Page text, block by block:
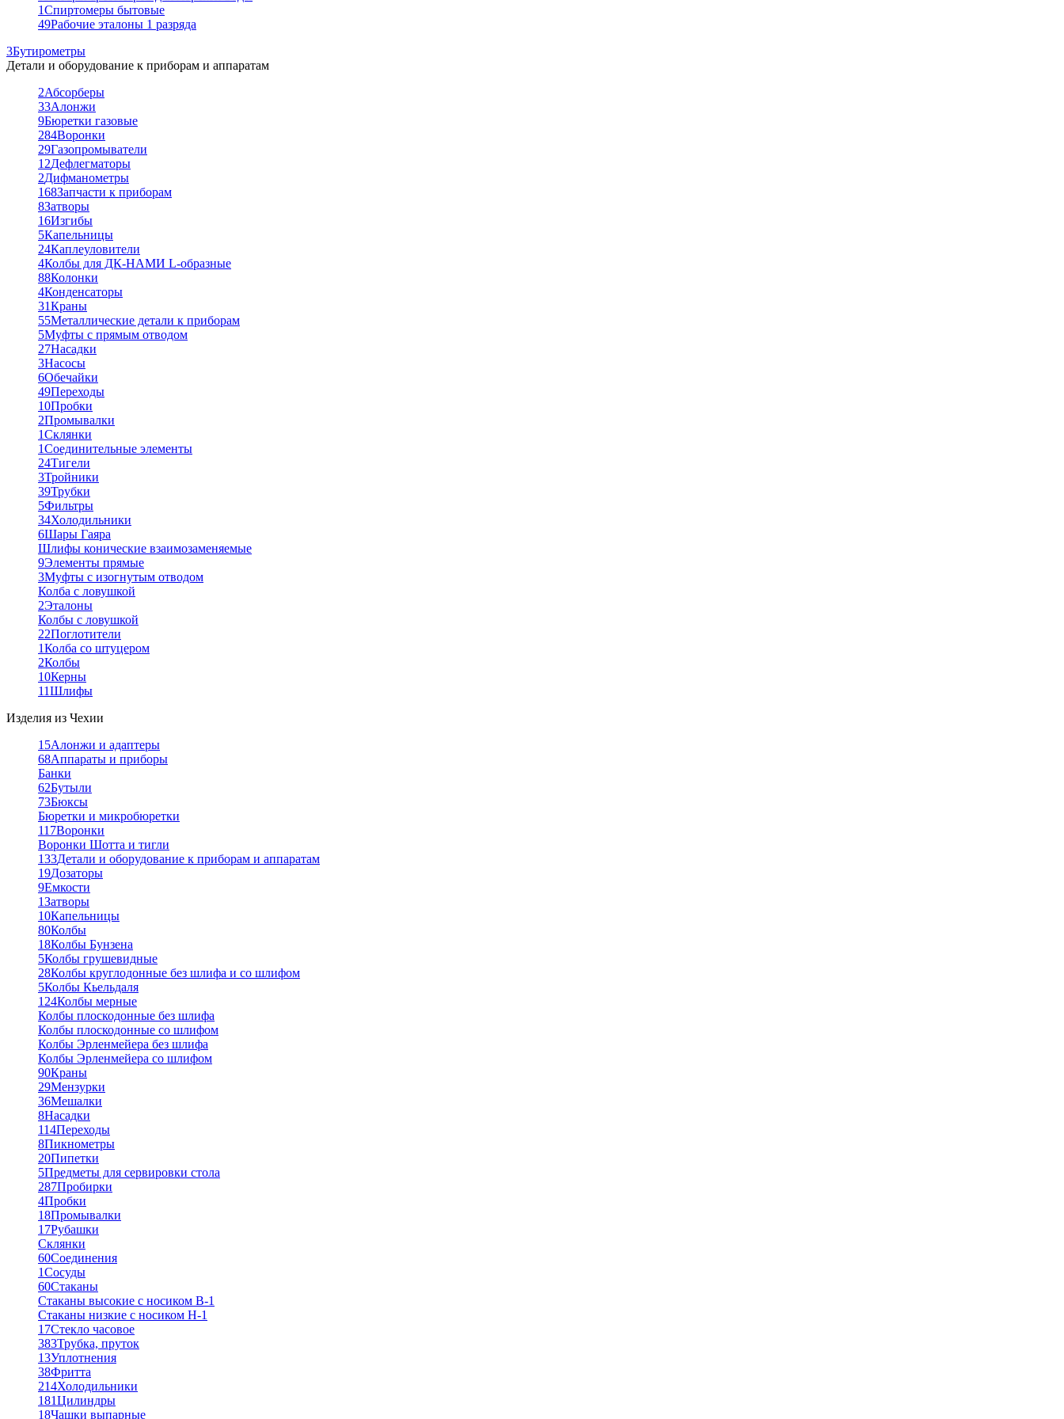
1Спиртомеры бытовые
49Рабочие эталоны 1 разряда
3Бутирометры
Детали и оборудование к приборам и аппаратам
2Абсорберы
33Алонжи
9Бюретки газовые
284Воронки
29Газопромыватели
12Дефлегматоры
2Дифманометры
168Запчасти к приборам
8Затворы
16Изгибы
5Капельницы
24Каплеуловители
4Колбы для ДК-НАМИ L-образные
88Колонки
4Конденсаторы
31Краны
55Металлические детали к приборам
5Муфты с прямым отводом
27Насадки
3Насосы
6Обечайки
49Переходы
10Пробки
2Промывалки
1Склянки
1Соединительные элементы
24Тигели
3Тройники
39Трубки
5Фильтры
34Холодильники
6Шары Гаяра
Шлифы конические взаимозаменяемые
9Элементы прямые
3Муфты с изогнутым отводом
Колба с ловушкой
2Эталоны
Колбы с ловушкой
22Поглотители
1Колба со штуцером
2Колбы
10Керны
11Шлифы
Изделия из Чехии
15Алонжи и адаптеры
68Аппараты и приборы
Банки
62Бутыли
73Бюксы
Бюретки и микробюретки
117Воронки
Воронки Шотта и тигли
133Детали и оборудование к приборам и аппаратам
19Дозаторы
9Емкости
1Затворы
10Капельницы
80Колбы
18Колбы Бунзена
5Колбы грушевидные
28Колбы круглодонные без шлифа и со шлифом
5Колбы Кьельдаля
124Колбы мерные
Колбы плоскодонные без шлифа
Колбы плоскодонные со шлифом
Колбы Эрленмейера без шлифа
Колбы Эрленмейера со шлифом
90Краны
29Мензурки
36Мешалки
8Насадки
114Переходы
8Пикнометры
20Пипетки
5Предметы для сервировки стола
287Пробирки
4Пробки
18Промывалки
17Рубашки
Склянки
60Соединения
1Сосуды
60Стаканы
Стаканы высокие с носиком В-1
Стаканы низкие с носиком Н-1
17Стекло часовое
383Трубка, пруток
13Уплотнения
38Фритта
214Холодильники
181Цилиндры
18Чашки выпарные